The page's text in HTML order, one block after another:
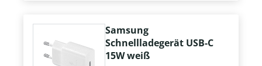
Samsung
Schnellladegerät USB-C
15W weiß